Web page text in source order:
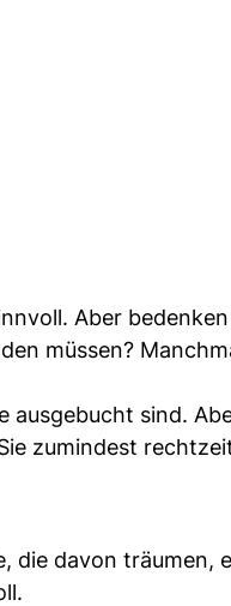
Aber bedenken
müssen?
ausgebucht sind.
zumindest
die davon träumen,